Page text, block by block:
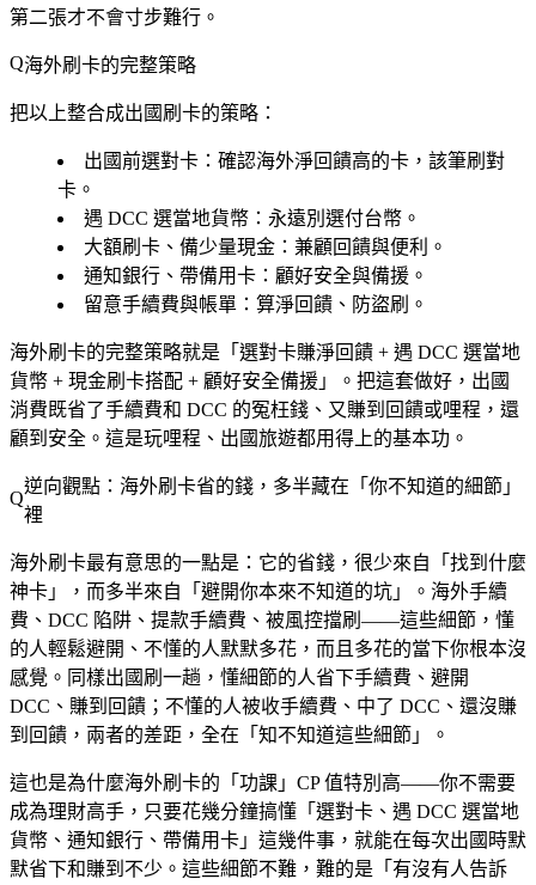
第二張才不會寸步難行。
海外刷卡的完整策略
把以上整合成出國刷卡的策略：
出國前選對卡 ：確認海外淨回饋高的卡，該筆刷對
卡。
遇 DCC 選當地貨幣 ：永遠別選付台幣。
大額刷卡、備少量現金 ：兼顧回饋與便利。
通知銀行、帶備用卡 ：顧好安全與備援。
留意手續費與帳單 ：算淨回饋、防盜刷。
海外刷卡的完整策略就是「選對卡賺淨回饋 + 遇 DCC 選當地
貨幣 + 現金刷卡搭配 + 顧好安全備援」。把這套做好，出國
消費既省了手續費和 DCC 的冤枉錢、又賺到回饋或哩程，還
顧到安全。這是玩哩程、出國旅遊都用得上的基本功。
逆向觀點：海外刷卡省的錢，多半藏在「你不知道的細節」
裡
海外刷卡最有意思的一點是：它的省錢，很少來自「找到什麼
神卡」，而多半來自「避開你本來不知道的坑」。海外手續
費、DCC 陷阱、提款手續費、被風控擋刷——這些細節，懂
的人輕鬆避開、不懂的人默默多花，而且多花的當下你根本沒
感覺。同樣出國刷一趟，懂細節的人省下手續費、避開
DCC、賺到回饋；不懂的人被收手續費、中了 DCC、還沒賺
到回饋，兩者的差距，全在「知不知道這些細節」。
這也是為什麼海外刷卡的「功課」CP 值特別高——你不需要
成為理財高手，只要花幾分鐘搞懂「選對卡、遇 DCC 選當地
貨幣、通知銀行、帶備用卡」這幾件事，就能在每次出國時默
默省下和賺到不少。這些細節不難，難的是「有沒有人告訴